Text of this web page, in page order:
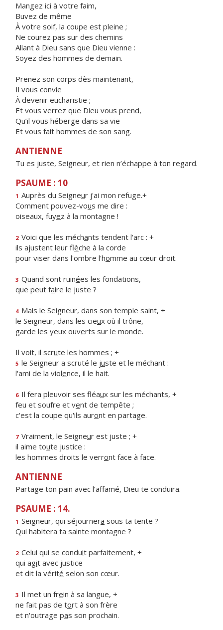
Mangez ici à votre faim,
Buvez de même
À votre soif, la coupe est pleine ;
Ne courez pas sur des chemins
Allant à Dieu sans que Dieu vienne :
Soyez des hommes de demain.
Prenez son corps dès maintenant,
Il vous convie
À devenir eucharistie ;
Et vous verrez que Dieu vous prend,
Qu’il vous héberge dans sa vie
Et vous fait hommes de son sang.
ANTIENNE
Tu es juste, Seigneur, et rien n’échappe à ton regard.
PSAUME : 10
1 Auprès du Seigneur j'ai mon refuge.+
Comment pouvez-vous me dire :
oiseaux, fuyez à la montagne !
2 Voici que les méchants tendent l'arc : +
ils ajustent leur flèche à la corde
pour viser dans l'ombre l'homme au cœur droit.
3 Quand sont ruinées les fondations,
que peut faire le juste ?
4 Mais le Seigneur, dans son temple saint, +
le Seigneur, dans les cieux où il trône,
garde les yeux ouverts sur le monde.
Il voit, il scrute les hommes ; +
5 le Seigneur a scruté le juste et le méchant :
l'ami de la violence, il le hait.
6 Il fera pleuvoir ses fléaux sur les méchants, +
feu et soufre et vent de tempête ;
c'est la coupe qu'ils auront en partage.
7 Vraiment, le Seigneur est juste ; +
il aime toute justice :
les hommes droits le verront face à face.
ANTIENNE
Partage ton pain avec l’affamé, Dieu te conduira.
PSAUME : 14.
1 Seigneur, qui séjournera sous ta tente ?
Qui habitera ta sainte montagne ?
2 Celui qui se conduit parfaitement, +
qui agit avec justice
et dit la vérité selon son cœur.
3 Il met un frein à sa langue, +
ne fait pas de tort à son frère
et n'outrage pas son prochain.